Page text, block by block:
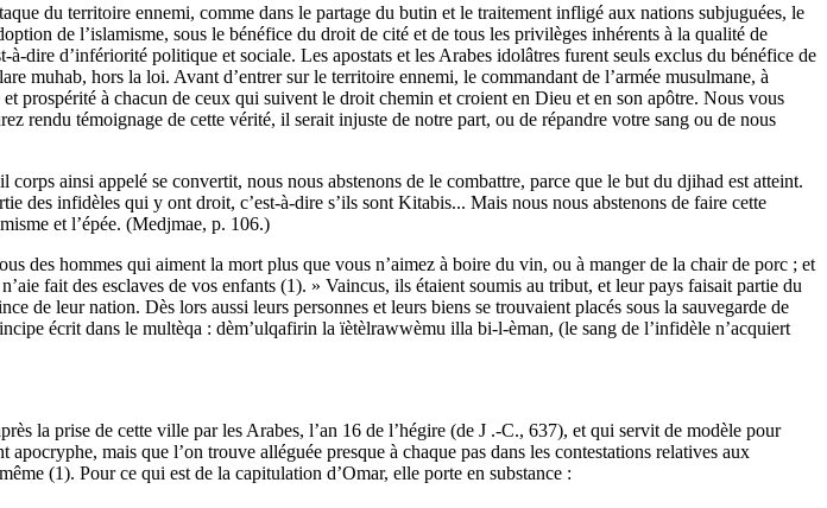
du territoire ennemi, comme dans le partage du butin et le traitement infligé aux nations subjuguées, le
de l’islamisme, sous le bénéfice du droit de cité et de tous les privilèges inhérents à la qualité de
d’infériorité politique et sociale. Les apostats et les Arabes idolâtres furent seuls exclus du bénéfice de
muhab, hors la loi. Avant d’entrer sur le territoire ennemi, le commandant de l’armée musulmane, à
prospérité à chacun de ceux qui suivent le droit chemin et croient en Dieu et en son apôtre. Nous vous
rendu témoignage de cette vérité, il serait injuste de notre part, ou de répandre votre sang ou de nous
ainsi appelé se convertit, nous nous abstenons de le combattre, parce que le but du djihad est atteint.
des infidèles qui y ont droit, c’est-à-dire s’ils sont Kitabis... Mais nous nous abstenons de faire cette
et l’épée. (Medjmae, p. 106.)
des hommes qui aiment la mort plus que vous n’aimez à boire du vin, ou à manger de la chair de porc ; et
fait des esclaves de vos enfants (1). » Vaincus, ils étaient soumis au tribut, et leur pays faisait partie du
de leur nation. Dès lors aussi leurs personnes et leurs biens se trouvaient placés sous la sauvegarde de
écrit dans le multèqa : dèm’ulqafirin la ïètèlrawwèmu illa bi-l-èman, (le sang de l’infidèle n’acquiert
la prise de cette ville par les Arabes, l’an 16 de l’hégire (de J .-C., 637), et qui servit de modèle pour
mais que l’on trouve alléguée presque à chaque pas dans les contestations relatives aux
(1). Pour ce qui est de la capitulation d’Omar, elle porte en substance :